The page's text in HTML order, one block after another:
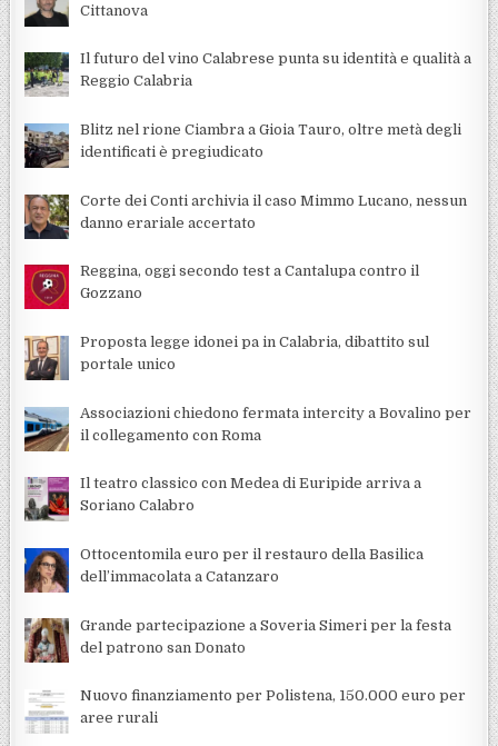
Cittanova
Il futuro del vino Calabrese punta su identità e qualità a
Reggio Calabria
Blitz nel rione Ciambra a Gioia Tauro, oltre metà degli
identificati è pregiudicato
Corte dei Conti archivia il caso Mimmo Lucano, nessun
danno erariale accertato
Reggina, oggi secondo test a Cantalupa contro il
Gozzano
Proposta legge idonei pa in Calabria, dibattito sul
portale unico
Associazioni chiedono fermata intercity a Bovalino per
il collegamento con Roma
Il teatro classico con Medea di Euripide arriva a
Soriano Calabro
Ottocentomila euro per il restauro della Basilica
dell’immacolata a Catanzaro
Grande partecipazione a Soveria Simeri per la festa
del patrono san Donato
Nuovo finanziamento per Polistena, 150.000 euro per
aree rurali